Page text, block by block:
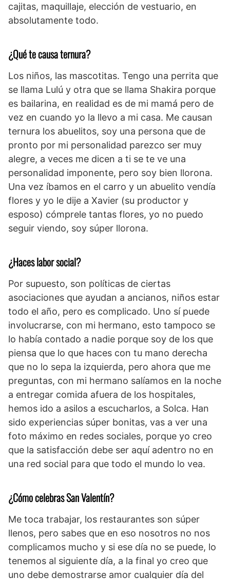
cajitas, maquillaje, elección de vestuario, en
absolutamente todo.
¿Qué te causa ternura?
Los niños, las mascotitas. Tengo una perrita que
se llama Lulú y otra que se llama Shakira porque
es bailarina, en realidad es de mi mamá pero de
vez en cuando yo la llevo a mi casa. Me causan
ternura los abuelitos, soy una persona que de
pronto por mi personalidad parezco ser muy
alegre, a veces me dicen a ti se te ve una
personalidad imponente, pero soy bien llorona.
Una vez íbamos en el carro y un abuelito vendía
flores y yo le dije a Xavier (su productor y
esposo) cómprele tantas flores, yo no puedo
seguir viendo, soy súper llorona.
¿Haces labor social?
Por supuesto, son políticas de ciertas
asociaciones que ayudan a ancianos, niños estar
todo el año, pero es complicado. Uno sí puede
involucrarse, con mi hermano, esto tampoco se
lo había contado a nadie porque soy de los que
piensa que lo que haces con tu mano derecha
que no lo sepa la izquierda, pero ahora que me
preguntas, con mi hermano salíamos en la noche
a entregar comida afuera de los hospitales,
hemos ido a asilos a escucharlos, a Solca. Han
sido experiencias súper bonitas, vas a ver una
foto máximo en redes sociales, porque yo creo
que la satisfacción debe ser aquí adentro no en
una red social para que todo el mundo lo vea.
¿Cómo celebras San Valentín?
Me toca trabajar, los restaurantes son súper
llenos, pero sabes que en eso nosotros no nos
complicamos mucho y si ese día no se puede, lo
tenemos al siguiente día, a la final yo creo que
uno debe demostrarse amor cualquier día del